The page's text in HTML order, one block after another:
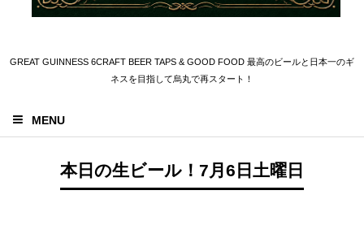
GREAT GUINNESS 6CRAFT BEER TAPS & GOOD FOOD 最高のビールと日本一のギ
ネスを目指して烏丸で再スタート！
MENU
本日の生ビール！7月6日土曜日